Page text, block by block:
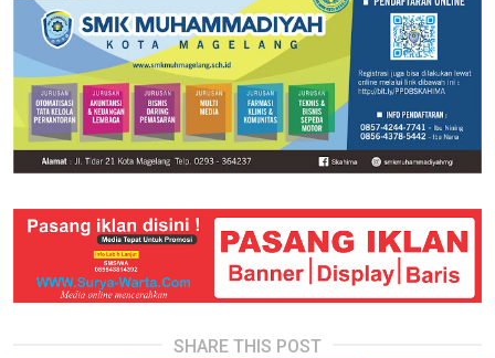
SHARE THIS POST